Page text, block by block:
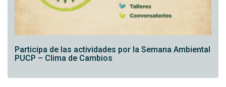
Participa de las actividades por la Semana Ambiental
PUCP – Clima de Cambios